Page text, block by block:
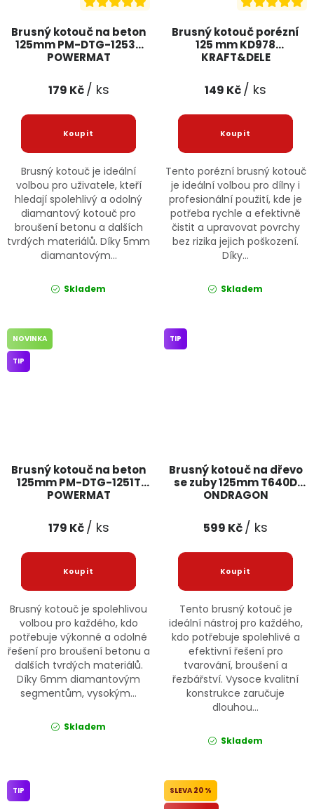
Brusný kotouč na beton
125mm PM-DTG-1253T
POWERMAT
179 Kč/ ks
Brusný kotouč je ideální
volbou pro uživatele, kteří
hledají spolehlivý a odolný
diamantový kotouč pro
broušení betonu a dalších
tvrdých materiálů. Díky 5mm
diamantovým...
Skladem
Brusný kotouč porézní
125 mm KD978
KRAFT&DELE
149 Kč/ ks
Tento porézní brusný kotouč
je ideální volbou pro dílny i
profesionální použití, kde je
potřeba rychle a efektivně
čistit a upravovat povrchy
bez rizika jejich poškození.
Díky...
Skladem
Brusný kotouč na beton
125mm PM-DTG-1251T
POWERMAT
NOVINKA
TIP
179 Kč/ ks
Brusný kotouč je spolehlivou
volbou pro každého, kdo
potřebuje výkonné a odolné
řešení pro broušení betonu a
dalších tvrdých materiálů.
Díky 6mm diamantovým
segmentům, vysokým...
Skladem
Brusný kotouč na dřevo
se zuby 125mm T640D
ONDRAGON
TIP
599 Kč/ ks
Tento brusný kotouč je
ideální nástroj pro každého,
kdo potřebuje spolehlivé a
efektivní řešení pro
tvarování, broušení a
řezbářství. Vysoce kvalitní
konstrukce zaručuje
dlouhou...
Skladem
TIP 20 %